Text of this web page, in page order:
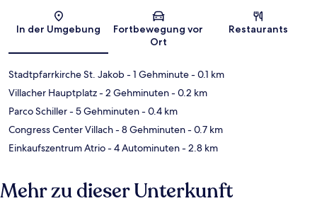
Karte
In der Umgebung
Fortbewegung vor
Ort
Restaurants
Stadtpfarrkirche St. Jakob- 1 Gehminute- 0.1 km
Villacher Hauptplatz- 2 Gehminuten- 0.2 km
Parco Schiller- 5 Gehminuten- 0.4 km
Congress Center Villach- 8 Gehminuten- 0.7 km
Einkaufszentrum Atrio- 4 Autominuten- 2.8 km
Mehr zu dieser Unterkunft